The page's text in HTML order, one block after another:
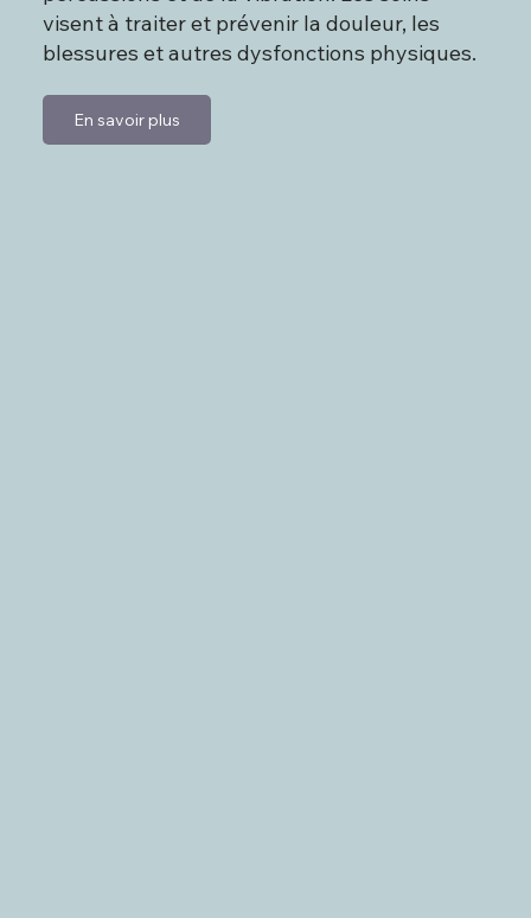
visent à traiter et prévenir la douleur, les
blessures et autres dysfonctions physiques.
En savoir plus